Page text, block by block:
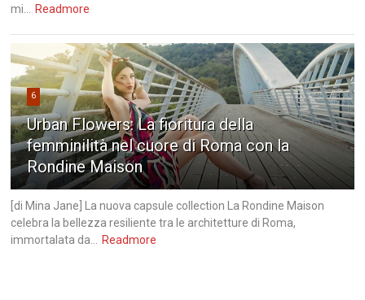
mi...
Readmore
6
Urban Flowers: La fioritura della
femminilità nel cuore di Roma con la
Rondine Maison
[di Mina Jane] La nuova capsule collection La Rondine Maison
celebra la bellezza resiliente tra le architetture di Roma,
immortalata da...
Readmore